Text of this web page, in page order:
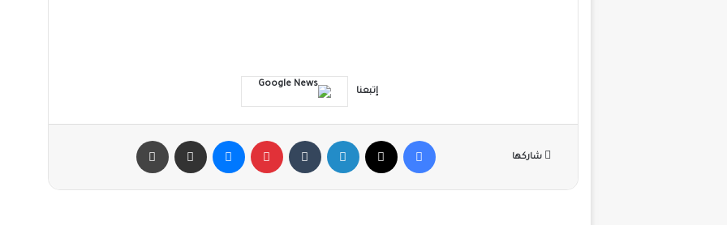
إتبعنا
شاركها